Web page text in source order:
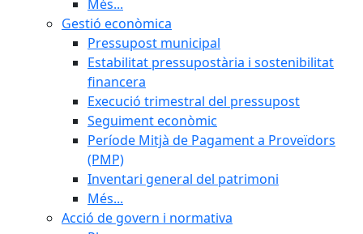
Més...
Gestió econòmica
Pressupost municipal
Estabilitat pressupostària i sostenibilitat
financera
Execució trimestral del pressupost
Seguiment econòmic
Període Mitjà de Pagament a Proveïdors
(PMP)
Inventari general del patrimoni
Més...
Acció de govern i normativa